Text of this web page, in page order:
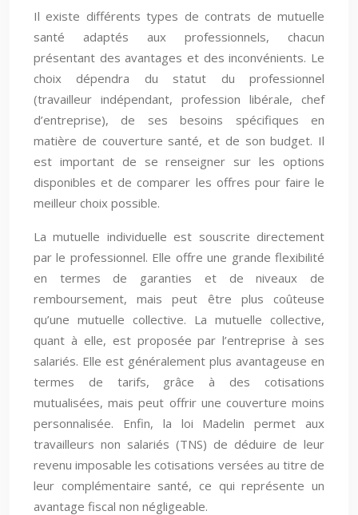
Il existe différents types de contrats de mutuelle
santé adaptés aux professionnels, chacun
présentant des avantages et des inconvénients. Le
choix dépendra du statut du professionnel
(travailleur indépendant, profession libérale, chef
d’entreprise), de ses besoins spécifiques en
matière de couverture santé, et de son budget. Il
est important de se renseigner sur les options
disponibles et de comparer les offres pour faire le
meilleur choix possible.
La mutuelle individuelle est souscrite directement
par le professionnel. Elle offre une grande flexibilité
en termes de garanties et de niveaux de
remboursement, mais peut être plus coûteuse
qu’une mutuelle collective. La mutuelle collective,
quant à elle, est proposée par l’entreprise à ses
salariés. Elle est généralement plus avantageuse en
termes de tarifs, grâce à des cotisations
mutualisées, mais peut offrir une couverture moins
personnalisée. Enfin, la loi Madelin permet aux
travailleurs non salariés (TNS) de déduire de leur
revenu imposable les cotisations versées au titre de
leur complémentaire santé, ce qui représente un
avantage fiscal non négligeable.